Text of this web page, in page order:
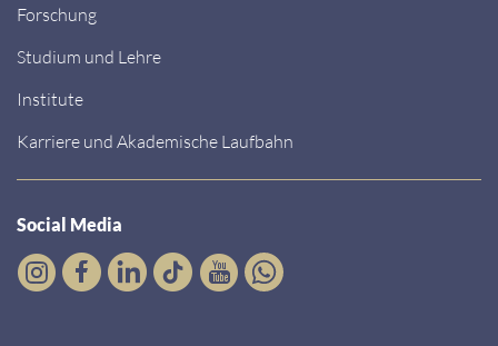
Forschung
Studium und Lehre
Institute
Karriere und Akademische Laufbahn
Social Media